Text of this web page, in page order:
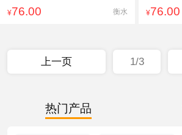
¥76.00 衡水 ¥76.00
上一页 1/3
热门产品